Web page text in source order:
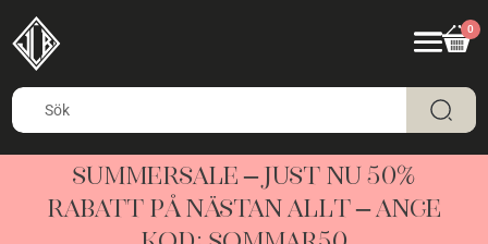
0
SUMMERSALE – JUST NU 50%
RABATT PÅ NÄSTAN ALLT – ANGE